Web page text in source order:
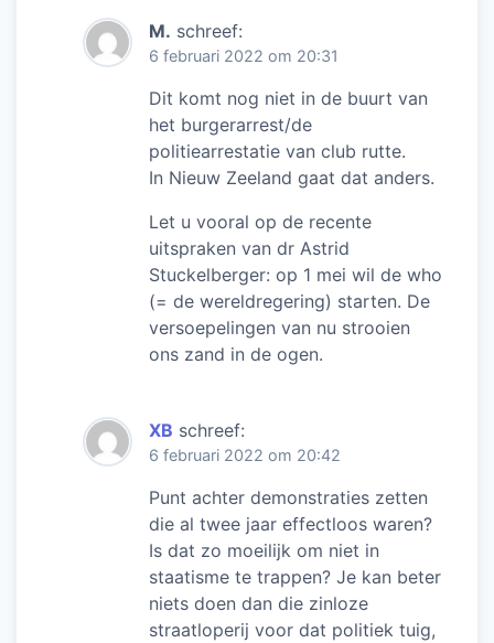
M. schreef:
6 februari 2022 om 20:31
Dit komt nog niet in de buurt van
het burgerarrest/de
politiearrestatie van club rutte.
In Nieuw Zeeland gaat dat anders.
Let u vooral op de recente
uitspraken van dr Astrid
Stuckelberger: op 1 mei wil de who
(= de wereldregering) starten. De
versoepelingen van nu strooien
ons zand in de ogen.
XB schreef:
6 februari 2022 om 20:42
Punt achter demonstraties zetten
die al twee jaar effectloos waren?
Is dat zo moeilijk om niet in
staatisme te trappen? Je kan beter
niets doen dan die zinloze
straatloperij voor dat politiek tuig,